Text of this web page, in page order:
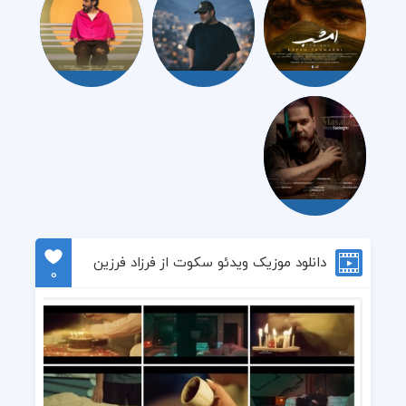
دانلود موزیک ویدئو سکوت از فرزاد فرزین
0